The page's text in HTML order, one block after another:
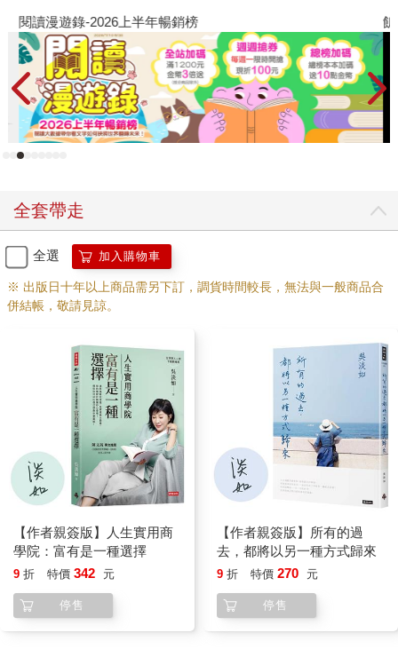
閱讀漫遊錄-2026上半年暢銷榜
全套帶走
全選 加入購物車
※ 出版日十年以上商品需另下訂，調貨時間較長，無法與一般商品合
併結帳，敬請見諒。
【作者親簽版】人生實用商
學院：富有是一種選擇
9 折 特價 342 元
停售
【作者親簽版】所有的過
去，都將以另一種方式歸來
9 折 特價 270 元
停售